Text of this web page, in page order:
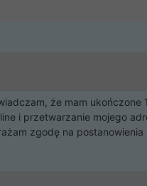
że mam
i przetwarzanie mojego
zgodę na postanowienia